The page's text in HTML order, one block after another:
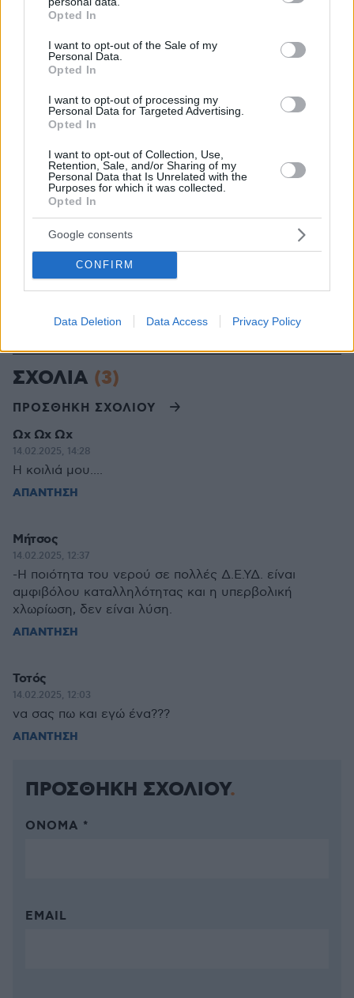
grant or deny consent to Google and its third-party tags to
use your data for below specified purposes in below Google
consent section.
Opted In
I want to opt-out of the Sale of my
Personal Data.
Opted In
I want to opt-out of processing my
Personal Data for Targeted Advertising.
Opted In
I want to opt-out of Collection, Use,
Retention, Sale, and/or Sharing of my
Personal Data that Is Unrelated with the
Purposes for which it was collected.
Opted In
Google consents
CONFIRM
Data Deletion Data Access Privacy Policy
Το μέλλον της τεχνολογίας
27.07.2026, 06:00
Η Smart φοιτητική κατοικία στην καρδιά της Αθήνας
Επαγγελματική Εκπαίδευση & Εξειδίκευση: Το Mοντέλο που
ΣΧΟΛΙΑ (3)
ΠΡΟΣΘΗΚΗ ΣΧΟΛΙΟΥ
Ωχ Ωχ Ωχ
14.02.2025, 14:28
Η κοιλιά μου....
ΑΠΑΝΤΗΣΗ
Μήτσος
14.02.2025, 12:37
-Η ποιότητα του νερού σε πολλές Δ.Ε.ΥΔ. είναι
αμφιβόλου καταλληλότητας και η υπερβολική
χλωρίωση, δεν είναι λύση.
ΑΠΑΝΤΗΣΗ
Τοτός
14.02.2025, 12:03
να σας πω και εγώ ένα???
ΑΠΑΝΤΗΣΗ
ΠΡΟΣΘΗΚΗ ΣΧΟΛΙΟΥ
ΌΝΟΜΑ *
EMAIL